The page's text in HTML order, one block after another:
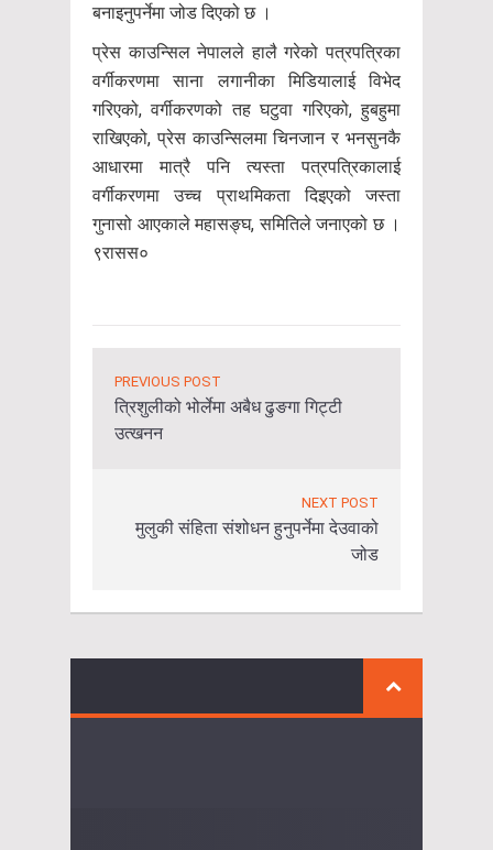
बनाइनुपर्नेमा जोड दिएको छ ।
प्रेस काउन्सिल नेपालले हालै गरेको पत्रपत्रिका
वर्गीकरणमा साना लगानीका मिडियालाई विभेद
गरिएको, वर्गीकरणको तह घटुवा गरिएको, हुबहुमा
राखिएको, प्रेस काउन्सिलमा चिनजान र भनसुनकै
आधारमा मात्रै पनि त्यस्ता पत्रपत्रिकालाई
वर्गीकरणमा उच्च प्राथमिकता दिइएको जस्ता
गुनासो आएकाले महासङ्घ, समितिले जनाएको छ ।
९रासस०
PREVIOUS POST
त्रिशुलीको भोर्लेमा अबैध ढुङगा गिट्टी
उत्खनन
NEXT POST
मुलुकी संहिता संशोधन हुनुपर्नेमा देउवाको
जोड